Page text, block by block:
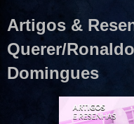
Artigos &
Querer/
Domingues